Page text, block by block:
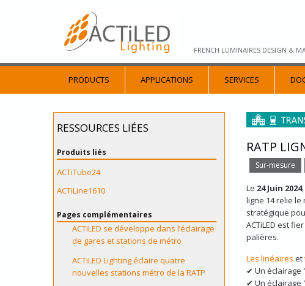
FRENCH LUMINAIRES DESIGN &
PRODUCTS APPLICATIONS SERVICES
RATP
Sur-mesure
Le 24 Juin 2024
ligne 14 relie
stratégique
ACTiLED est
palières.
Les linéaires et
✔ Un éclairage
✔ Un éclairage
RESSOURCES LIÉES
Produits liés
ACTiTube24
ACTiLine1610
Pages complémentaires
ACTiLED se développe dans l’éclairage
de gares et stations de métro
ACTiLED Lighting éclaire quatre
nouvelles stations métro de la RATP